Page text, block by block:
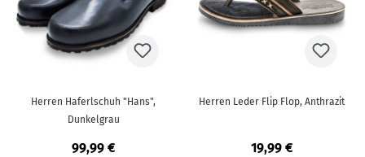
Herren Haferlschuh "Hans",
Dunkelgrau
99,99 €
Herren Leder Flip Flop, Anthrazit
19,99 €